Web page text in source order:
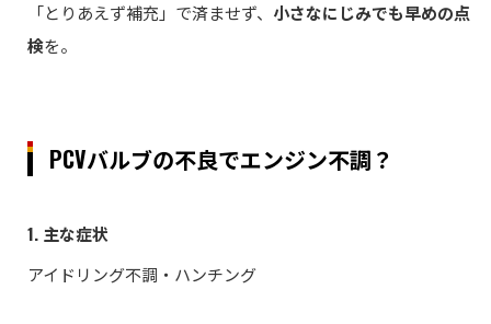
「とりあえず補充」で済ませず、 小さなにじみでも早めの点
検を。
PCVバルブの不良でエンジン不調？
1. 主な症状
アイドリング不調・ハンチング